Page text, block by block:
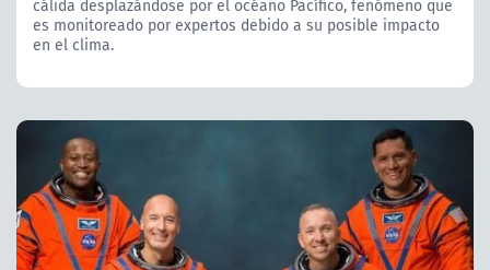
cálida desplazándose por el océano Pacífico, fenómeno que
es monitoreado por expertos debido a su posible impacto
en el clima.